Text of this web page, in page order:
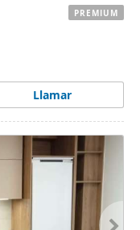
Llamar
PREMIUM